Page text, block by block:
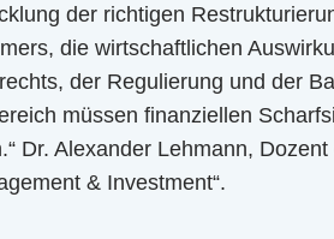
der richtigen
die wirtschaftlichen
der Regulierung und der
müssen finanziellen
Dr. Alexander Lehmann,
& Investment“.